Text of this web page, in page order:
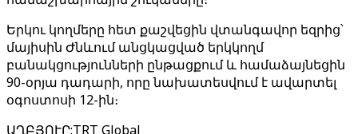
Երկու կողմերը հետ քաշվեցին վտանգավոր եզրից՝
մայիսին Ժնևում անցկացված երկկողմ
բանակցությունների ընթացքում և համաձայնեցին
90-օրյա դադարի, որը նախատեսվում է ավարտել
օգոստոսի 12-ին։
ԱՂԲՅՈՒՐ:TRT Global